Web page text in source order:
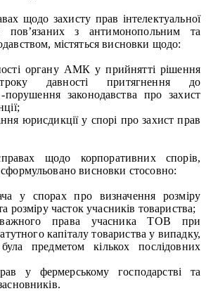
щодо захисту прав інтелектуальної
пов’язаних з антимонопольним та
містяться висновки щодо:
органу АМК у прийнятті рішення
давності притягнення до
-порушення законодавства про захист
юрисдикції у спорі про захист прав
щодо корпоративних спорів,
висновки стосовно:
у спорах про визначення розміру
розміру часток учасників товариства;
права учасника ТОВ при
капіталу товариства у випадку,
предметом кількох послідовних
у фермерському господарстві та